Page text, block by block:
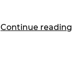
Continue reading